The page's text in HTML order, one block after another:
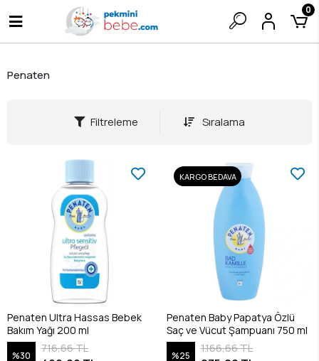
0
Penaten
Filtreleme Sıralama
Penaten Ultra Hassas Bebek
Bakım Yağı 200 ml
%30
716,66 TL
KARGO BEDAVA
Penaten Baby Papatya Özlü
Saç ve Vücut Şampuanı 750 ml
%25
1.166,66 TL